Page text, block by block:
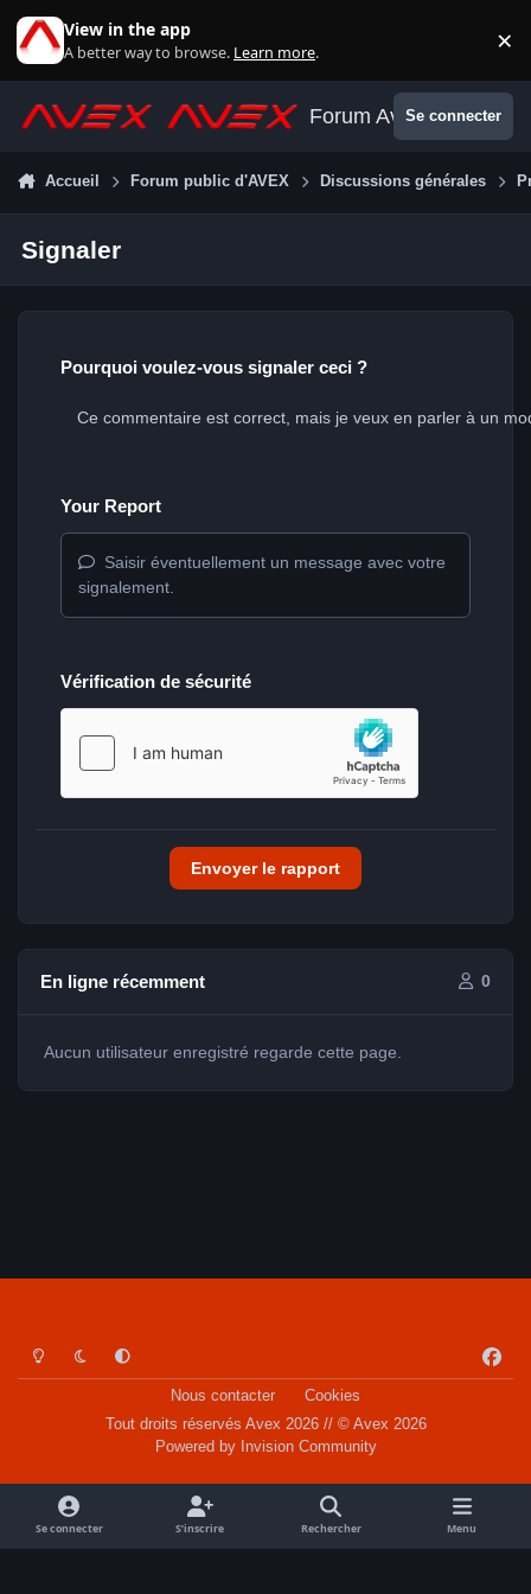
View in the app
A better way to browse. Learn more. ×
Forum AvexSe connecter
Accueil Forum public d'AVEX Discussions générales
Signaler
Pourquoi voulez-vous signaler ceci ?
Your Report
Saisir éventuellement un message avec votre
signalement.
Vérification de sécurité
Envoyer le rapport
En ligne récemment 0
Aucun utilisateur enregistré regarde cette page.
Light ModeDark ModeSystem Preference
a
o
k
Nous contacter
Cookies
Tout droits réservés Avex 2026 // © Avex 2026
Powered by Invision Community
Se connecter S’inscrire Rechercher Menu